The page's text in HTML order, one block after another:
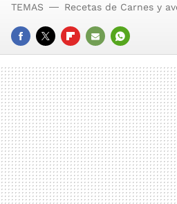
FACEBOOK
TWITTERFLIPBOARD
E-
MAIL
WHATSAPP
TEMAS Recetas de Carnes y